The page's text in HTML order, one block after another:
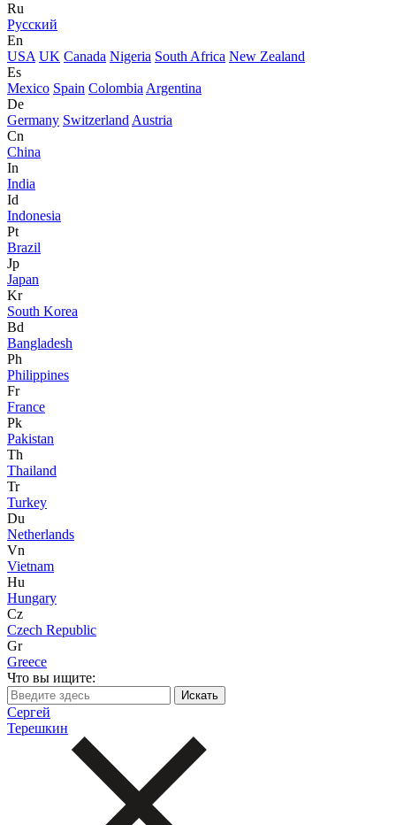
Ru
Русский
En
USA UK Canada Nigeria South Africa New Zealand
Es
Mexico Spain Colombia Argentina
De
Germany Switzerland Austria
Cn
China
In
India
Id
Indonesia
Pt
Brazil
Jp
Japan
Kr
South Korea
Bd
Bangladesh
Ph
Philippines
Fr
France
Pk
Pakistan
Th
Thailand
Tr
Turkey
Du
Netherlands
Vn
Vietnam
Hu
Hungary
Cz
Czech Republic
Gr
Greece
Что вы ищите:
Сергей
Терешкин